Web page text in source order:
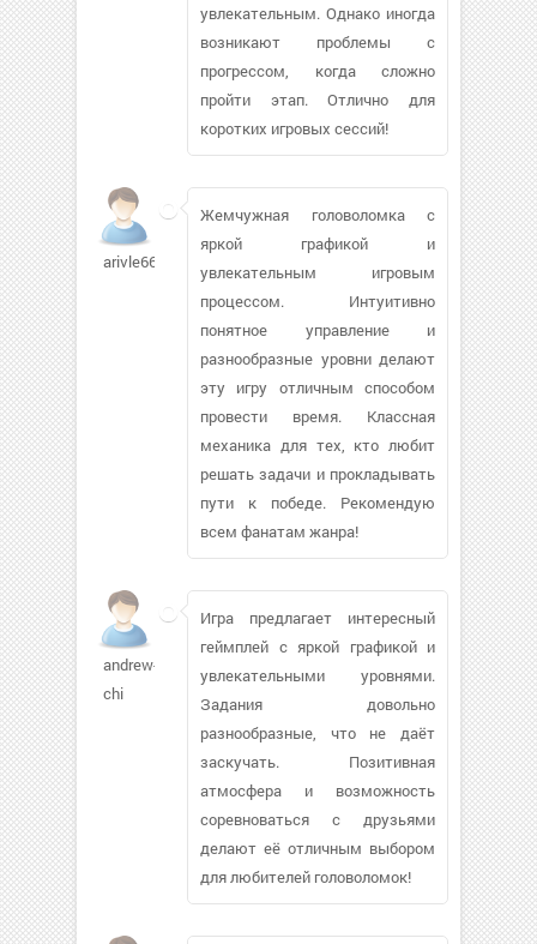
увлекательным. Однако иногда
возникают проблемы с
прогрессом, когда сложно
пройти этап. Отлично для
коротких игровых сессий!
arivle66
Жемчужная головоломка с
яркой графикой и
увлекательным игровым
процессом. Интуитивно
понятное управление и
разнообразные уровни делают
эту игру отличным способом
провести время. Классная
механика для тех, кто любит
решать задачи и прокладывать
пути к победе. Рекомендую
всем фанатам жанра!
andrew-
chi
Игра предлагает интересный
геймплей с яркой графикой и
увлекательными уровнями.
Задания довольно
разнообразные, что не даёт
заскучать. Позитивная
атмосфера и возможность
соревноваться с друзьями
делают её отличным выбором
для любителей головоломок!